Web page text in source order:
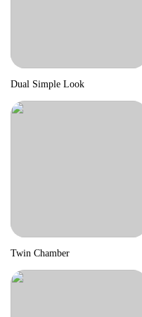
Dual Simple Look
Twin Chamber